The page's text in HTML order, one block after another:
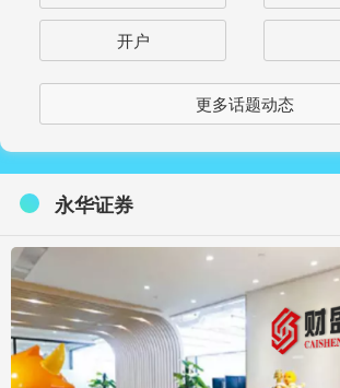
开户
更多话题动态
永华证券